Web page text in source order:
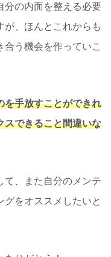
分の内面を整える必要
が、ほんとこれからも
う機会を作っていこ
を手放すことができれ
スできること間違いな
て、また自分のメンテ
をオススメしたいと